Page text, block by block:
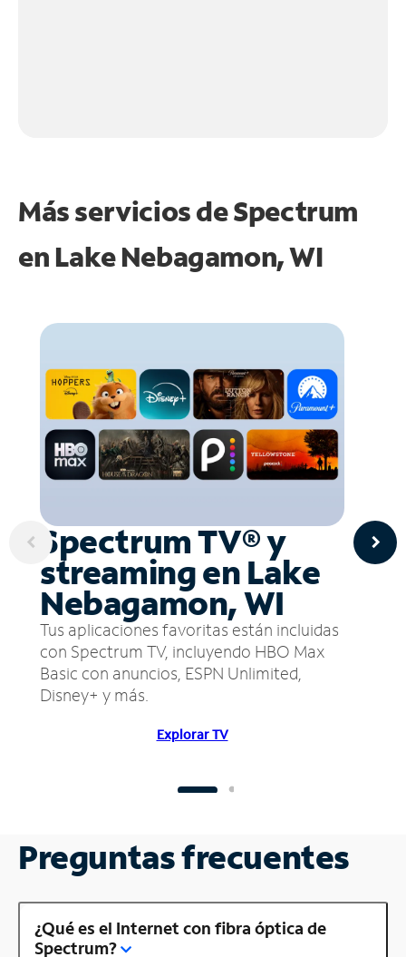
Más servicios de Spectrum
en Lake Nebagamon, WI
Spectrum TV® y
streaming en Lake
Nebagamon, WI
Tus aplicaciones favoritas están incluidas
con Spectrum TV, incluyendo HBO Max
Basic con anuncios, ESPN Unlimited,
Disney+ y más.
Explorar TV
Preguntas frecuentes
¿Qué es el Internet con fibra óptica de
Spectrum?